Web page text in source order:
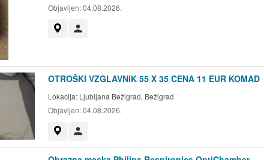
Objavljen:04.08.2026.
OTROŠKI VZGLAVNIK 55 X 35 CENA 11 EUR KOMAD
Lokacija: Ljubljana Bežigrad, Bežigrad
Objavljen:04.08.2026.